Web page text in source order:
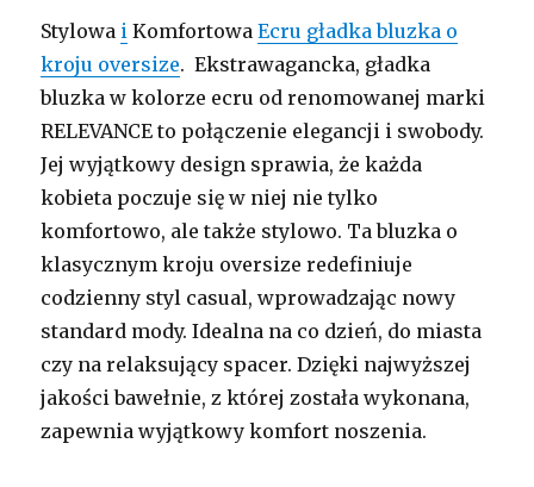
Stylowa i KomfortowaEcru gładka bluzka o
kroju oversize. Ekstrawagancka, gładka
bluzka w kolorze ecru od renomowanej marki
RELEVANCE to połączenie elegancji i swobody.
Jej wyjątkowy design sprawia, że każda
kobieta poczuje się w niej nie tylko
komfortowo, ale także stylowo. Ta bluzka o
klasycznym kroju oversize redefiniuje
codzienny styl casual, wprowadzając nowy
standard mody. Idealna na co dzień, do miasta
czy na relaksujący spacer. Dzięki najwyższej
jakości bawełnie, z której została wykonana,
zapewnia wyjątkowy komfort noszenia.